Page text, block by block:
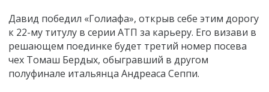
Давид победил «Голиафа», открыв себе этим дорогу
к 22-му титулу в серии АТП за карьеру. Его визави в
решающем поединке будет третий номер посева
чех Томаш Бердых, обыгравший в другом
полуфинале итальянца Андреаса Сеппи.